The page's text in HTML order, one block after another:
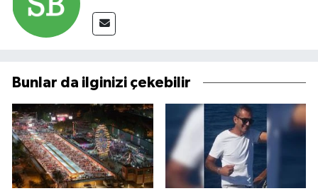
Bunlar da ilginizi çekebilir